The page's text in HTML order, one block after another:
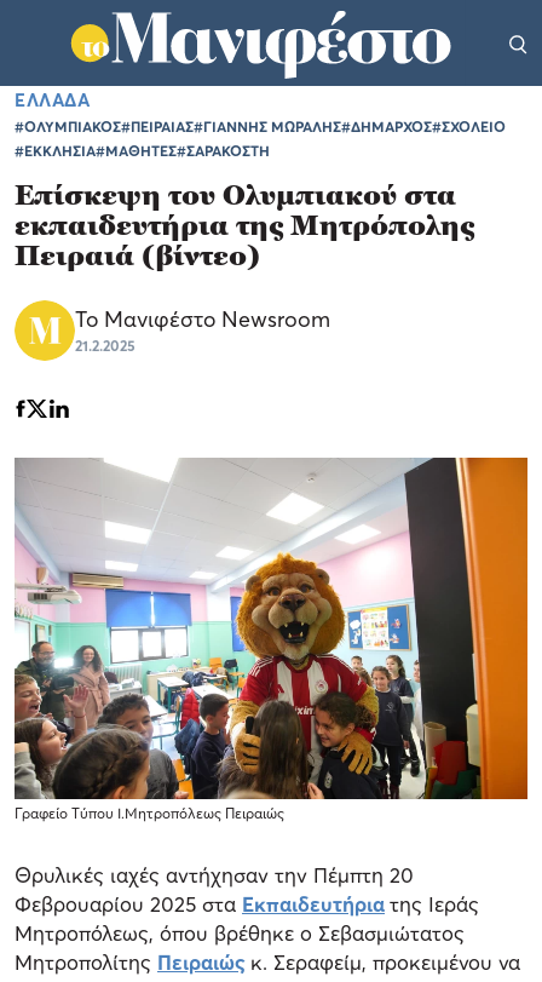
ΕΛΛΑΔΑ
#ΟΛΥΜΠΙΑΚΟΣ#ΠΕΙΡΑΙΑΣ#ΓΙΑΝΝΗΣ ΜΩΡΑΛΗΣ#ΔΗΜΑΡΧΟΣ#ΣΧΟΛΕΙΟ
#ΕΚΚΛΗΣΙΑ#ΜΑΘΗΤΕΣ#ΣΑΡΑΚΟΣΤΗ
Επίσκεψη του Ολυμπιακού στα
εκπαιδευτήρια της Μητρόπολης
Πειραιά (βίντεο)
Το Μανιφέστο Newsroom
21.2.2025
Γραφείο Τύπου Ι.Μητροπόλεως Πειραιώς
Θρυλικές ιαχές αντήχησαν την Πέμπτη 20
Φεβρουαρίου 2025 στα Εκπαιδευτήριατης Ιεράς
Μητροπόλεως, όπου βρέθηκε ο Σεβασμιώτατος
Μητροπολίτης Πειραιώς κ. Σεραφείμ, προκειμένου να